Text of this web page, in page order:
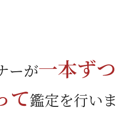
ーが一本ずつ
て鑑定を行いま